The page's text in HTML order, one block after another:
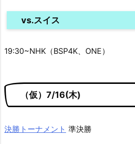
vs.スイス
19:30~NHK（BSP4K、ONE）
（仮）7/16(木)
決勝トーナメント 準決勝